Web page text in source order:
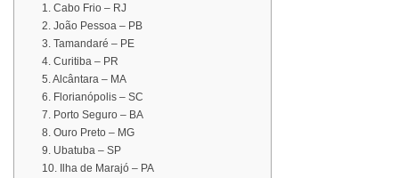
1. Cabo Frio – RJ
2. João Pessoa – PB
3. Tamandaré – PE
4. Curitiba – PR
5. Alcântara – MA
6. Florianópolis – SC
7. Porto Seguro – BA
8. Ouro Preto – MG
9. Ubatuba – SP
10. Ilha de Marajó – PA